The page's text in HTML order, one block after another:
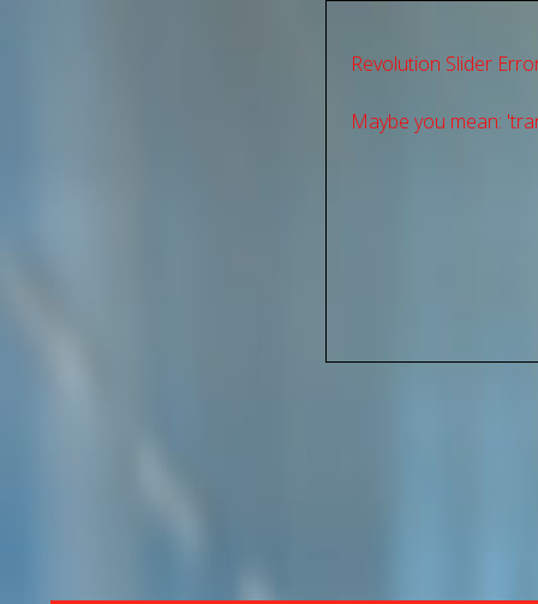
Revolution Slider
Maybe you mean: